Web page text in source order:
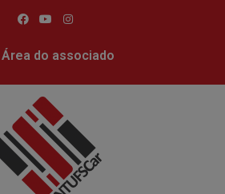
Área do associado